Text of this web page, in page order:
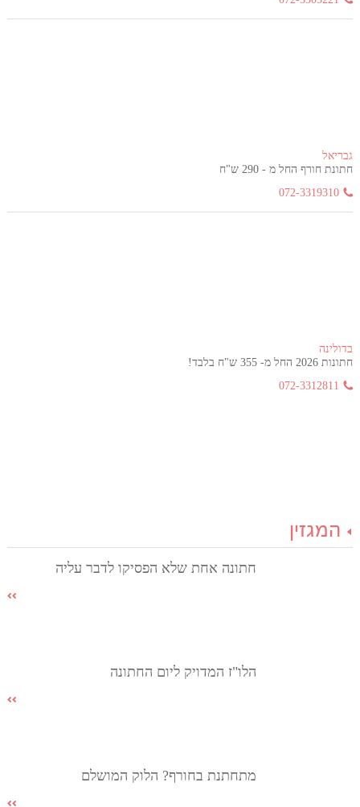
גבריאל
חתונת חורף החל מ - 290 ש"ח
072-3319310
בדולינה
חתונות 2026 החל מ- 355 ש"ח בלבד!
072-3312811
המגזין
חתונה אחת שלא הפסיקו לדבר עליה
הלו"ז המדויק ליום החתונה
מתחתנת בחורף? הלוק המושלם